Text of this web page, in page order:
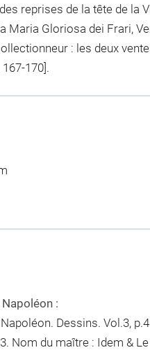
reprises de la tête de la
Maria Gloriosa dei Frari,
: les deux
170].
:
Dessins. Vol.3,
Nom du maître : Idem &